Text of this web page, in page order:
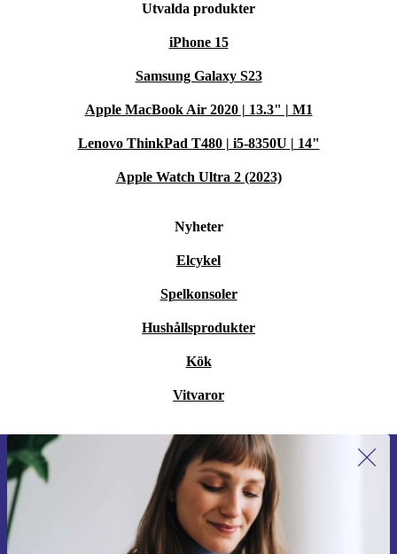
Utvalda produkter
iPhone 15
Samsung Galaxy S23
Apple MacBook Air 2020 | 13.3" | M1
Lenovo ThinkPad T480 | i5-8350U | 14"
Apple Watch Ultra 2 (2023)
Nyheter
Elcykel
Spelkonsoler
Hushållsprodukter
Kök
Vitvaror
Anmäl dig till vårt nyhetsbrev för
första gången och spara 200 kr!
Missa aldrig ett erbjudande igen.